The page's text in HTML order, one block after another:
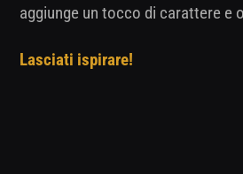
aggiunge un tocco di carattere e
Lasciati ispirare!